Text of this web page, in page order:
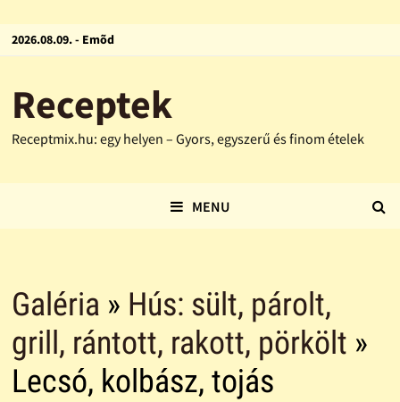
2026.08.09. - Emõd
Receptek
Receptmix.hu: egy helyen – Gyors, egyszerű és finom ételek
MENU
Galéria » Hús: sült, párolt,
grill, rántott, rakott, pörkölt »
Lecsó, kolbász, tojás